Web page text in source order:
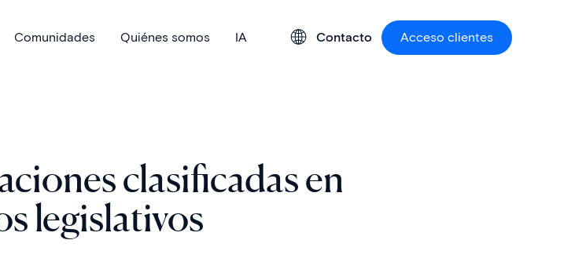
Comunidades Quiénes somos IA Contacto Acceso clientes
clasificadas en
legislativos